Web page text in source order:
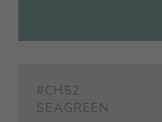
#CH52
SEAGREEN